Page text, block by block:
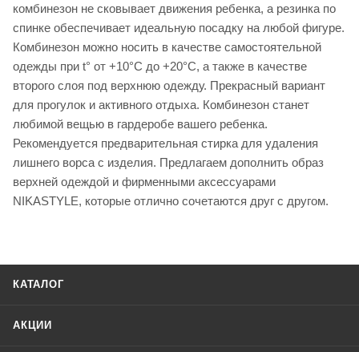
комбинезон не сковывает движения ребенка, а резинка по
спинке обеспечивает идеальную посадку на любой фигуре.
Комбинезон можно носить в качестве самостоятельной
одежды при t° от +10°С до +20°С, а также в качестве
второго слоя под верхнюю одежду. Прекрасный вариант
для прогулок и активного отдыха. Комбинезон станет
любимой вещью в гардеробе вашего ребенка.
Рекомендуется предварительная стирка для удаления
лишнего ворса с изделия. Предлагаем дополнить образ
верхней одеждой и фирменными аксессуарами
NIKASTYLE, которые отлично сочетаются друг с другом.
КАТАЛОГ
АКЦИИ